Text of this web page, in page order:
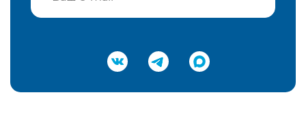
Подтвердить e-mail